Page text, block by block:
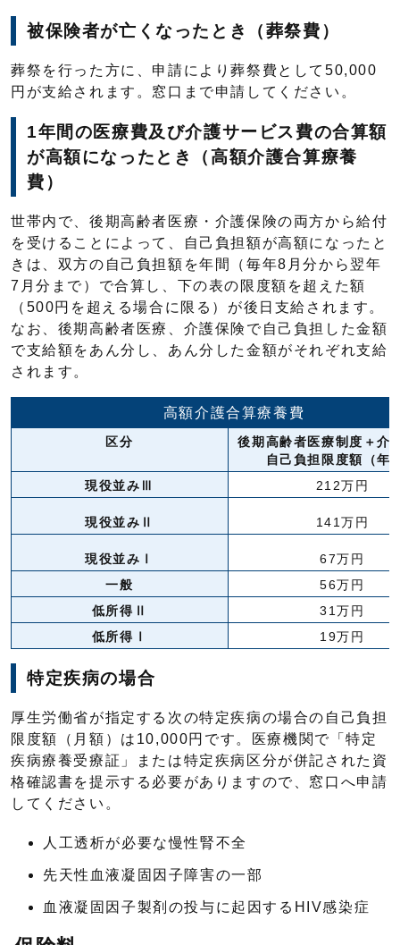
被保険者が亡くなったとき（葬祭費）
葬祭を行った方に、申請により葬祭費として50,000
円が支給されます。窓口まで申請してください。
1年間の医療費及び介護サービス費の合算額
が高額になったとき（高額介護合算療養
費）
世帯内で、後期高齢者医療・介護保険の両方から給付
を受けることによって、自己負担額が高額になったと
きは、双方の自己負担額を年間（毎年8月分から翌年
7月分まで）で合算し、下の表の限度額を超えた額
（500円を超える場合に限る）が後日支給されます。
なお、後期高齢者医療、介護保険で自己負担した金額
で支給額をあん分し、あん分した金額がそれぞれ支給
されます。
高額介護合算療養費
区分
後期高齢者医療制度＋介
自己負担限度額（年
現役並みⅢ
212万円
現役並みⅡ 141万円
現役並みⅠ
67万円
一般
56万円
低所得Ⅱ
31万円
低所得Ⅰ
19万円
特定疾病の場合
厚生労働省が指定する次の特定疾病の場合の自己負担
限度額（月額）は10,000円です。医療機関で「特定
疾病療養受療証」または特定疾病区分が併記された資
格確認書を提示する必要がありますので、窓口へ申請
してください。
人工透析が必要な慢性腎不全
先天性血液凝固因子障害の一部
血液凝固因子製剤の投与に起因するHIV感染症